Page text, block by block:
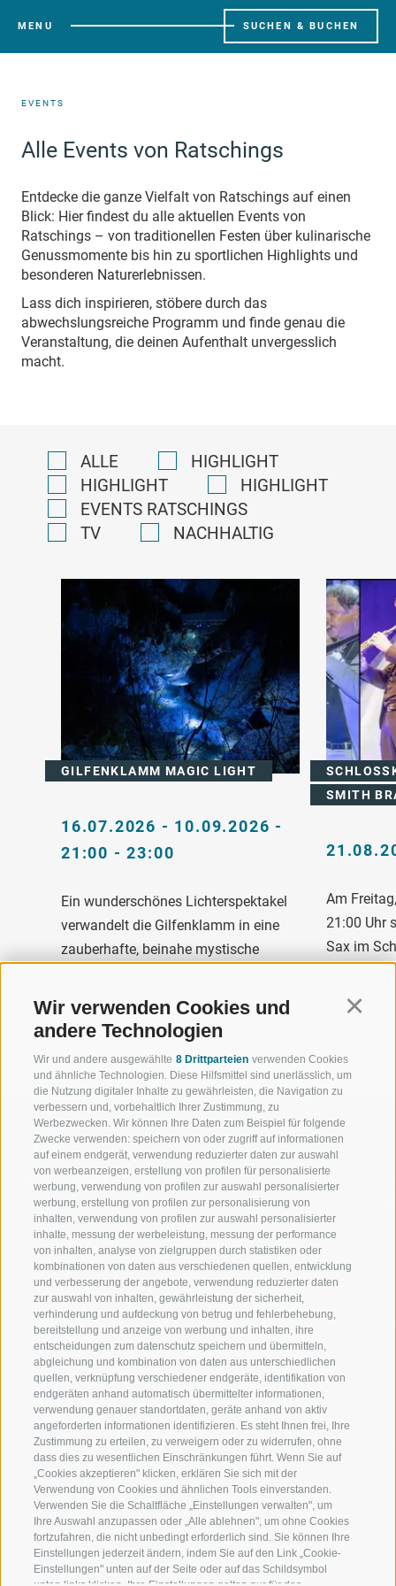
Wir verwenden Cookies und
andere Technologien
Wir und andere ausgewählte 8 Drittparteien verwenden Cookies
und ähnliche Technologien. Diese Hilfsmittel sind unerlässlich, um
die Nutzung digitaler Inhalte zu gewährleisten, die Navigation zu
verbessern und, vorbehaltlich Ihrer Zustimmung, zu
Werbezwecken. Wir können Ihre Daten zum Beispiel für folgende
Zwecke verwenden: speichern von oder zugriff auf informationen
auf einem endgerät, verwendung reduzierter daten zur auswahl
von werbeanzeigen, erstellung von profilen für personalisierte
werbung, verwendung von profilen zur auswahl personalisierter
werbung, erstellung von profilen zur personalisierung von
inhalten, verwendung von profilen zur auswahl personalisierter
inhalte, messung der werbeleistung, messung der performance
von inhalten, analyse von zielgruppen durch statistiken oder
kombinationen von daten aus verschiedenen quellen, entwicklung
und verbesserung der angebote, verwendung reduzierter daten
zur auswahl von inhalten, gewährleistung der sicherheit,
verhinderung und aufdeckung von betrug und fehlerbehebung,
bereitstellung und anzeige von werbung und inhalten, ihre
entscheidungen zum datenschutz speichern und übermitteln,
abgleichung und kombination von daten aus unterschiedlichen
quellen, verknüpfung verschiedener endgeräte, identifikation von
endgeräten anhand automatisch übermittelter informationen,
verwendung genauer standortdaten, geräte anhand von aktiv
angeforderten informationen identifizieren. Es steht Ihnen frei, Ihre
Zustimmung zu erteilen, zu verweigern oder zu widerrufen, ohne
dass dies zu wesentlichen Einschränkungen führt. Wenn Sie auf
„Cookies akzeptieren" klicken, erklären Sie sich mit der
Verwendung von Cookies und ähnlichen Tools einverstanden.
Verwenden Sie die Schaltfläche „Einstellungen verwalten", um
Ihre Auswahl anzupassen oder „Alle ablehnen", um ohne Cookies
fortzufahren, die nicht unbedingt erforderlich sind. Sie können Ihre
Einstellungen jederzeit ändern, indem Sie auf den Link „Cookie-
Einstellungen" unten auf der Seite oder auf das Schildsymbol
MENU SUCHEN & BUCHEN
EVENTS
Alle Events von Ratschings
Entdecke die ganze Vielfalt von Ratschings auf einen
Blick: Hier findest du alle aktuellen Events von
Ratschings – von traditionellen Festen über kulinarische
Genussmomente bis hin zu sportlichen Highlights und
besonderen Naturerlebnissen.
Lass dich inspirieren, stöbere durch das
abwechslungsreiche Programm und finde genau die
Veranstaltung, die deinen Aufenthalt unvergesslich
macht.
ALLE
HIGHLIGHT
HIGHLIGHT
HIGHLIGHT
EVENTS RATSCHINGS
TV
NACHHALTIG
GILFENKLAMM MAGIC LIGHT
16.07.2026 - 10.09.2026 -
21:00 - 23:00
Ein wunderschönes Lichterspektakel
verwandelt die Gilfenklamm in eine
zauberhafte, beinahe mystische
ENTDECKEN
SMITH
Am
21:00 Uhr
Sax im
WILLKOMMEN IN DER
FERIENREGION RATSCHINGS
JAUFENTAL
RATSCHINGS
RIDNAUNTAL
BERGBAHNEN
SKISCHULE RATSCHINGS
LUISL'S SKISCHULE IN RATSCHINGS
SPORT UND
MENGE
SKIFAHREN
WANDERN
HOCHALPINE
BIKEN
LANGLAUFEN
WASSER
FOLGE UNS AUF SOCIAL MEDIA